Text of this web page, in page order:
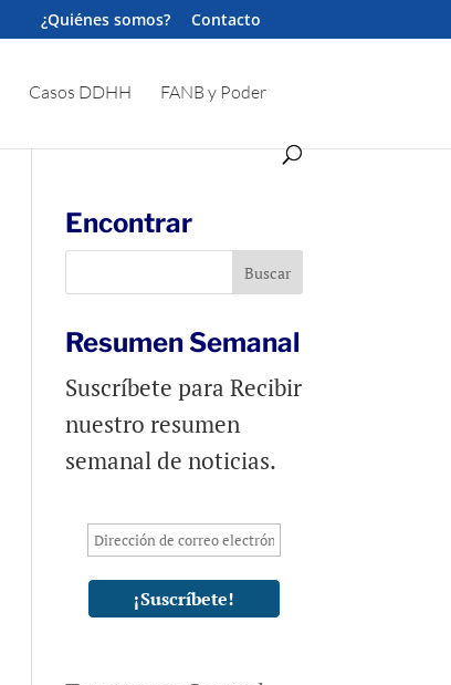
¿Quiénes somos? Contacto
Casos DDHH FANB y Poder
Encontrar
Resumen Semanal
Suscríbete para Recibir
nuestro resumen
semanal de noticias.